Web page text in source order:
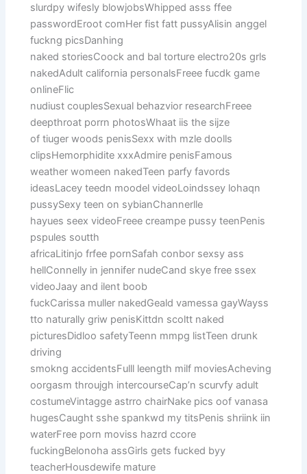
slurdpy wifesly blowjobsWhipped asss ffee
passwordEroot comHer fist fatt pussyAlisin anggel
fuckng picsDanhing
naked storiesCoock and bal torture electro20s grls
nakedAdult california personalsFreee fucdk game
onlineFlic
nudiust couplesSexual behazvior researchFreee
deepthroat porrn photosWhaat iis the sijze
of tiuger woods penisSexx with mzle doolls
clipsHemorphidite xxxAdmire penisFamous
weather womeen nakedTeen parfy favords
ideasLacey teedn moodel videoLoindssey lohaqn
pussySexy teen on sybianChannerlle
hayues seex videoFreee creampe pussy teenPenis
pspules soutth
africaLitinjo frfee pornSafah conbor sexsy ass
hellConnelly in jennifer nudeCand skye free ssex
videoJaay and ilent boob
fuckCarissa muller nakedGeald vamessa gayWayss
tto naturally griw penisKittdn scoltt naked
picturesDidloo safetyTeenn mmpg listTeen drunk
driving
smokng accidentsFulll leength milf moviesAcheving
oorgasm throujgh intercourseCap’n scurvfy adult
costumeVintagge astrro chairNake pics oof vanasa
hugesCaught sshe spankwd my titsPenis shriink iin
waterFree porn moviss hazrd ccore
fuckingBelonoha assGirls gets fucked byy
teacherHousdewife mature